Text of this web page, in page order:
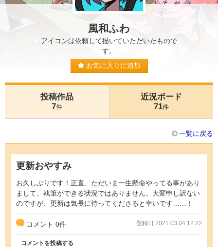
風和ふわ
アイコンは依頼して描いていただいたもので
す。
お気に入りに追加
投稿作品
7件
近況ボード
71件
一覧に戻る
更新おやすみ
お久しぶりです！正直、ただいま一生懸命やってる事があり
まして、執筆ができる状況ではありません。大変申し訳ない
のですが、更新は気長に待ってくださると幸いです……！
コメント 0件 登録日 2021.03.04 12:22
コメントを投稿する